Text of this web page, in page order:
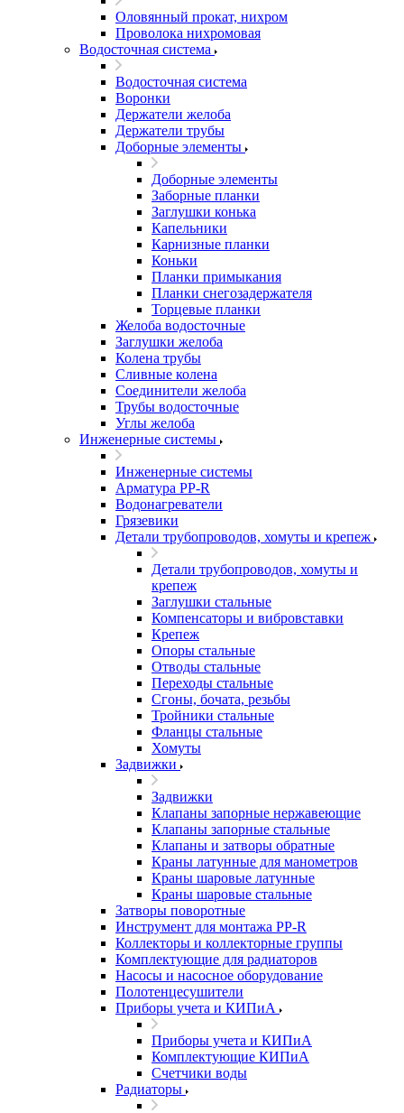
Оловянный прокат, нихром
Проволока нихромовая
Водосточная система
Водосточная система
Воронки
Держатели желоба
Держатели трубы
Доборные элементы
Доборные элементы
Заборные планки
Заглушки конька
Капельники
Карнизные планки
Коньки
Планки примыкания
Планки снегозадержателя
Торцевые планки
Желоба водосточные
Заглушки желоба
Колена трубы
Сливные колена
Соединители желоба
Трубы водосточные
Углы желоба
Инженерные системы
Инженерные системы
Арматура PP-R
Водонагреватели
Грязевики
Детали трубопроводов, хомуты и крепеж
Детали трубопроводов, хомуты и
крепеж
Заглушки стальные
Компенсаторы и вибровставки
Крепеж
Опоры стальные
Отводы стальные
Переходы стальные
Сгоны, бочата, резьбы
Тройники стальные
Фланцы стальные
Хомуты
Задвижки
Задвижки
Клапаны запорные нержавеющие
Клапаны запорные стальные
Клапаны и затворы обратные
Краны латунные для манометров
Краны шаровые латунные
Краны шаровые стальные
Затворы поворотные
Инструмент для монтажа PP-R
Коллекторы и коллекторные группы
Комплектующие для радиаторов
Насосы и насосное оборудование
Полотенцесушители
Приборы учета и КИПиА
Приборы учета и КИПиА
Комплектующие КИПиА
Счетчики воды
Радиаторы